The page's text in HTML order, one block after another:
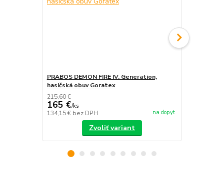
PRABOS DEMON FIRE IV. Generation,
hasičská obuv Goratex
215,60 €
165 €/ks
134,15 € bez DPH na dopyt
Zvoliť variant